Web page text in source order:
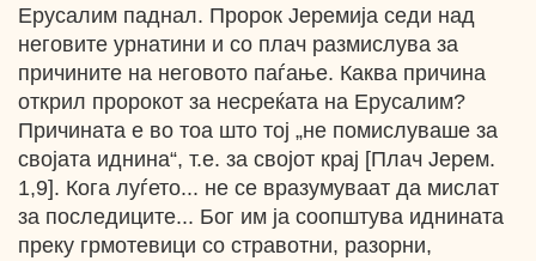
Ерусалим паднал. Пророк Јеремија седи над
неговите урнатини и co плач размислува за
причините на неговото паѓање. Каква причина
открил пророкот за несреќата на Ерусалим?
Причината е во тоа што тој „не помислуваше за
својата иднина“, т.е. за својот крај [Плач Јерем.
1,9]. Кога луѓето... не се вразумуваат да мислат
за последиците... Бог им ја соопштува иднината
преку грмотевици со стравотни, разорни,